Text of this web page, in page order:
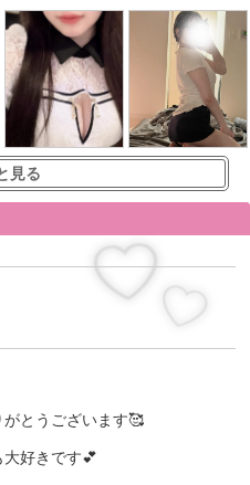
見る
とうございます🥰
好きです💕